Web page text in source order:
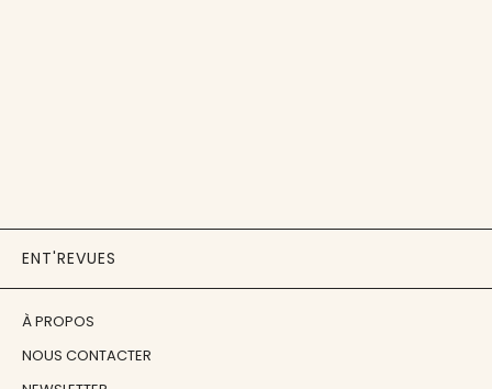
ENT'REVUES
À PROPOS
NOUS CONTACTER